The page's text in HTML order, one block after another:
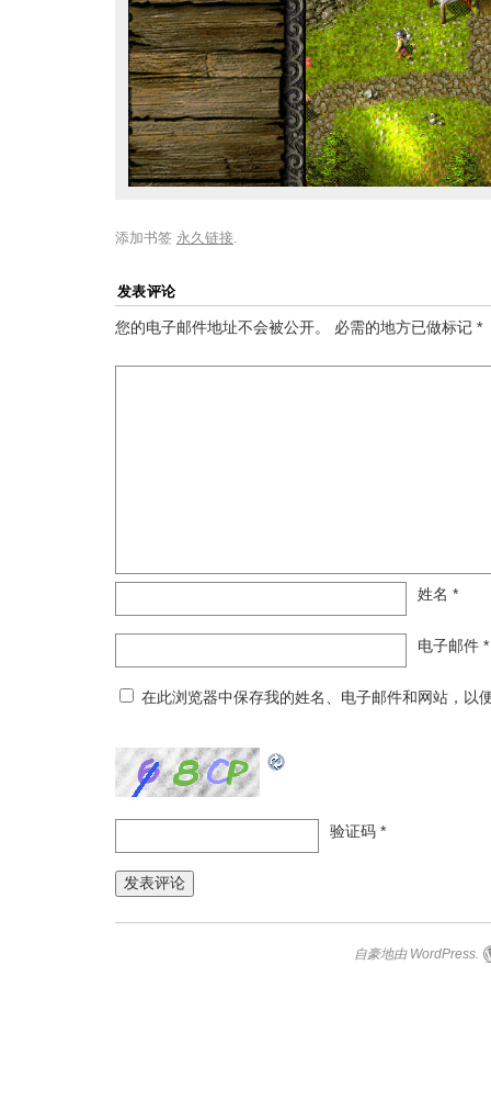
添加书签 永久链接
发表评论
您的电子邮件地址不会被公开。 必需的地方已做标记 *
姓名 *
电子邮件 *
在此浏览器中保存我的姓名、电子邮件和网站，以
验证码 *
自豪地由 WordPress.